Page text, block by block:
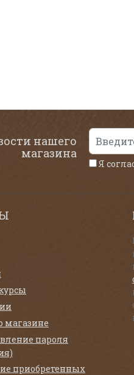
нашего
магазина
Я
магазине
пароля
приобретенных